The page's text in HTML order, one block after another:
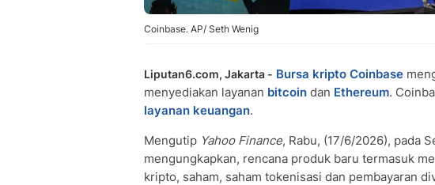
Coinbase. AP/ Seth Wenig
Liputan6.com, Jakarta - Bursa kripto Coinbase
menyediakan layanan bitcoin dan Ethereum.
layanan keuangan.
Mengutip Yahoo Finance, Rabu, (17/6/2026), pada
mengungkapkan, rencana produk baru termasuk
kripto, saham, saham tokenisasi dan pembayaran